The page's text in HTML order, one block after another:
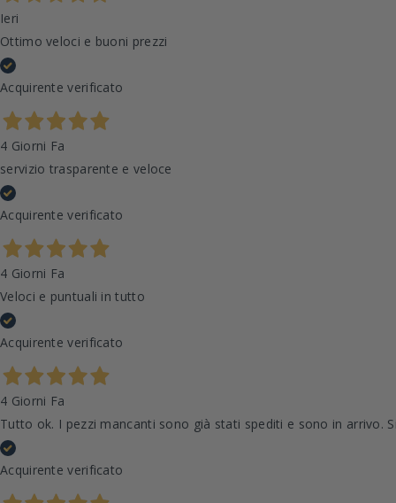
Ieri
Ottimo veloci e buoni prezzi
Acquirente verificato
4 Giorni Fa
servizio trasparente e veloce
Acquirente verificato
4 Giorni Fa
Veloci e puntuali in tutto
Acquirente verificato
4 Giorni Fa
Tutto ok. I pezzi mancanti sono già stati spediti e sono in arrivo.
Acquirente verificato